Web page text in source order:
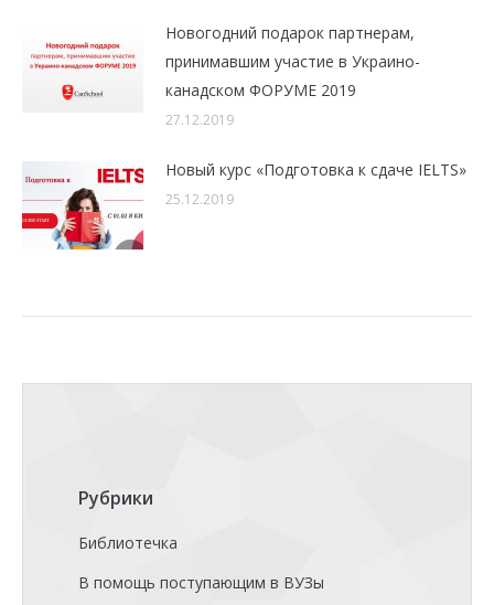
Новогодний подарок партнерам,
принимавшим участие в Украино-
канадском ФОРУМЕ 2019
27.12.2019
Новый курс «Подготовка к сдаче IELTS»
25.12.2019
Рубрики
Библиотечка
В помощь поступающим в ВУЗы